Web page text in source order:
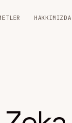
HAKKIMIZDA